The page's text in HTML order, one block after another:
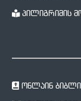
პილიგრიმის
ონლაინ